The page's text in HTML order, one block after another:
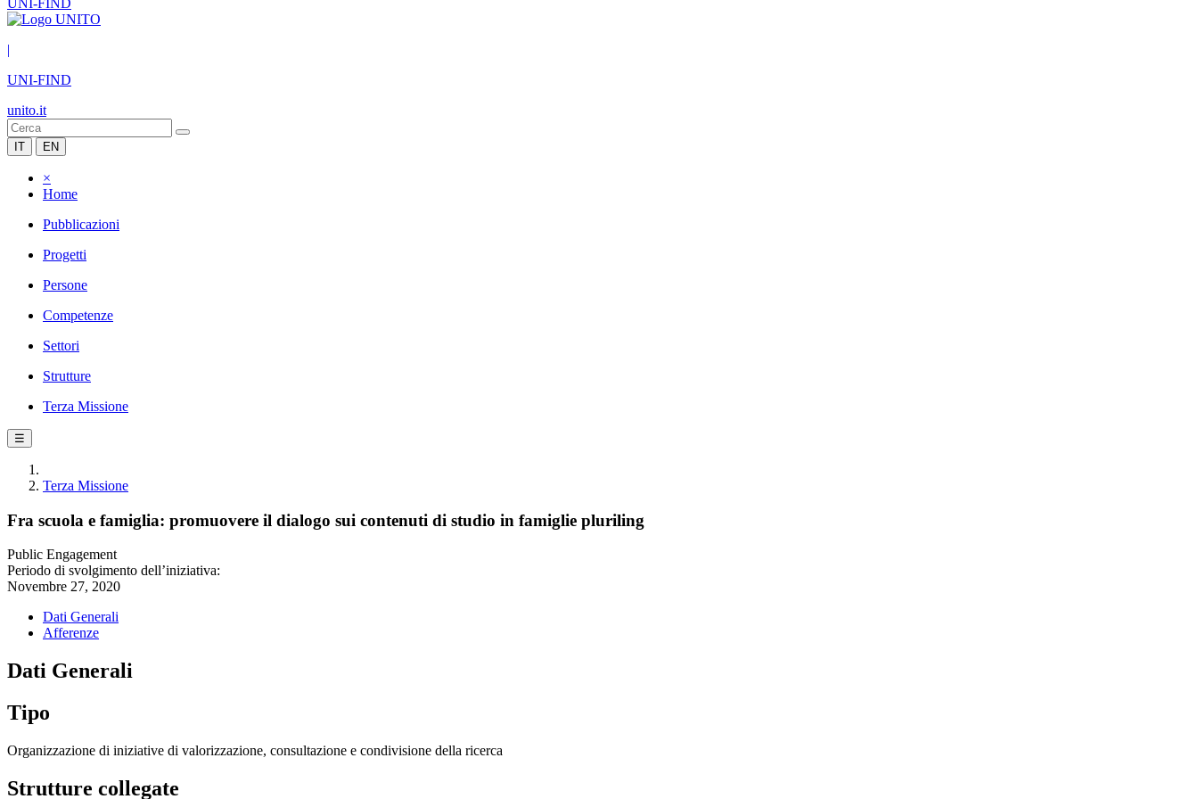
UNI-FIND
|
UNI-FIND
unito.it
IT EN
×
Home
Pubblicazioni
Progetti
Persone
Competenze
Settori
Strutture
Terza Missione
☰
Terza Missione
Fra scuola e famiglia: promuovere il dialogo sui contenuti di studio in famiglie pluriling
Public Engagement
Periodo di svolgimento dell’iniziativa:
Novembre 27, 2020
Dati Generali
Afferenze
Dati Generali
Tipo
Organizzazione di iniziative di valorizzazione, consultazione e condivisione della ricerca
Strutture collegate